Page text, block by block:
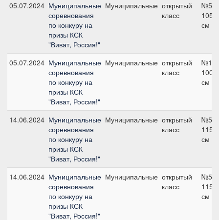
05.07.2024 Муниципальные
соревнования
по конкуру на
призы КСК
"Виват, Россия!"
Муниципальные открытый
класс
№5,
105
см
05.07.2024 Муниципальные
соревнования
по конкуру на
призы КСК
"Виват, Россия!"
Муниципальные открытый
класс
№1,
100
см
14.06.2024 Муниципальные
соревнования
по конкуру на
призы КСК
"Виват, Россия!"
Муниципальные открытый
класс
№5,
115
см
14.06.2024 Муниципальные
соревнования
по конкуру на
призы КСК
"Виват, Россия!"
Муниципальные открытый
класс
№5,
115
см